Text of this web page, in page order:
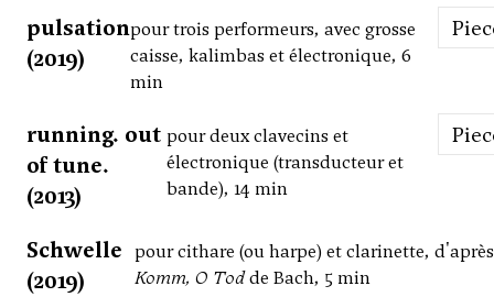
pulsation
(2019)
pour trois performeurs, avec grosse
caisse, kalimbas et électronique, 6
min
running. out
of tune.
(2013)
pour deux clavecins et
électronique (transducteur et
bande), 14 min
Schwelle
(2019)
pour cithare (ou harpe) et clarinette, d'après
Komm, O Todde Bach, 5 min